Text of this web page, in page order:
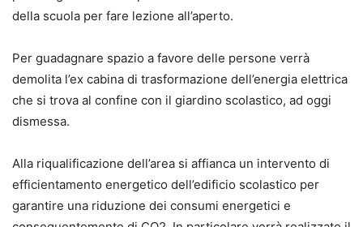
della scuola per fare lezione all’aperto.
Per guadagnare spazio a favore delle persone verrà
demolita l’ex cabina di trasformazione dell’energia elettrica
che si trova al confine con il giardino scolastico, ad oggi
dismessa.
Alla riqualificazione dell’area si affianca un intervento di
efficientamento energetico dell’edificio scolastico per
garantire una riduzione dei consumi energetici e